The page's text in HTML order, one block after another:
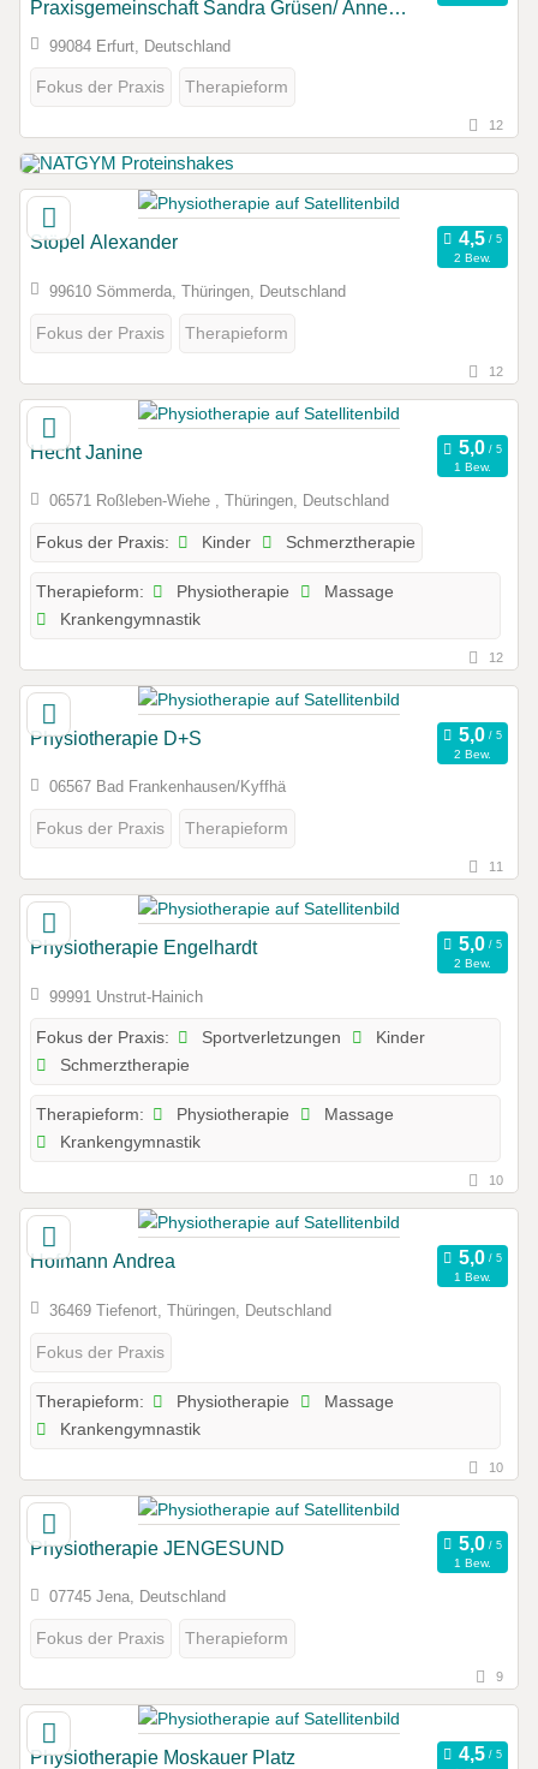
Praxisgemeinschaft Sandra Grüsen/ Anne
Baltahge
99084 Erfurt, Deutschland
Fokus der Praxis Therapieform
12
Stöpel Alexander
2 Bew.
99610 Sömmerda, Thüringen, Deutschland
Fokus der Praxis Therapieform
12
Hecht Janine
1 Bew.
06571 Roßleben-Wiehe , Thüringen, Deutschland
Fokus der Praxis: Kinder Schmerztherapie
Therapieform: Physiotherapie
Massage
Krankengymnastik
12
Physiotherapie D+S
2 Bew.
06567 Bad Frankenhausen/Kyffhä
Fokus der Praxis Therapieform
11
Physiotherapie Engelhardt
2 Bew.
99991 Unstrut-Hainich
Fokus der Praxis: Sportverletzungen
Kinder
Schmerztherapie
Therapieform: Physiotherapie
Massage
Krankengymnastik
10
Hofmann Andrea
1 Bew.
36469 Tiefenort, Thüringen, Deutschland
Fokus der Praxis
Therapieform: Physiotherapie
Massage
Krankengymnastik
10
Physiotherapie JENGESUND
1 Bew.
07745 Jena, Deutschland
Fokus der Praxis Therapieform
9
Physiotherapie Moskauer Platz